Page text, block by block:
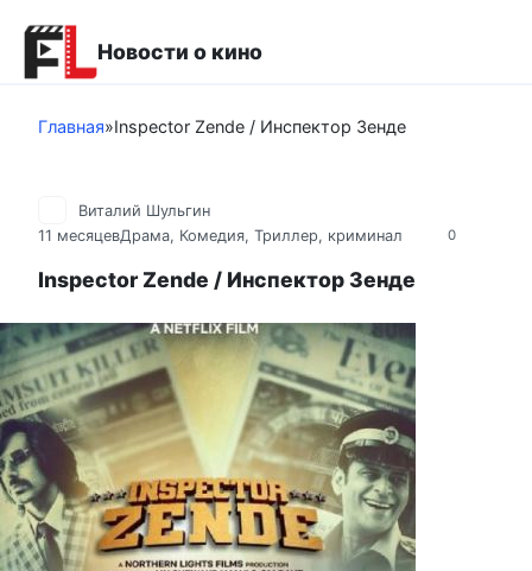
контенту
Новости о кино
Главная»Inspector Zende / Инспектор Зенде
0
Виталий Шульгин
11 месяцевДрама, Комедия, Триллер, криминал
Inspector Zende / Инспектор Зенде